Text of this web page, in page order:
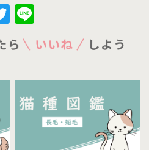
Twitter